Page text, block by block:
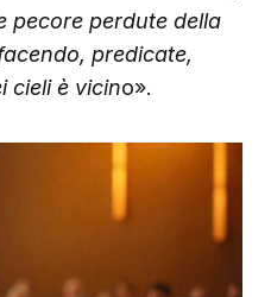
pecore perdute della
predicate,
cieli è vicino».